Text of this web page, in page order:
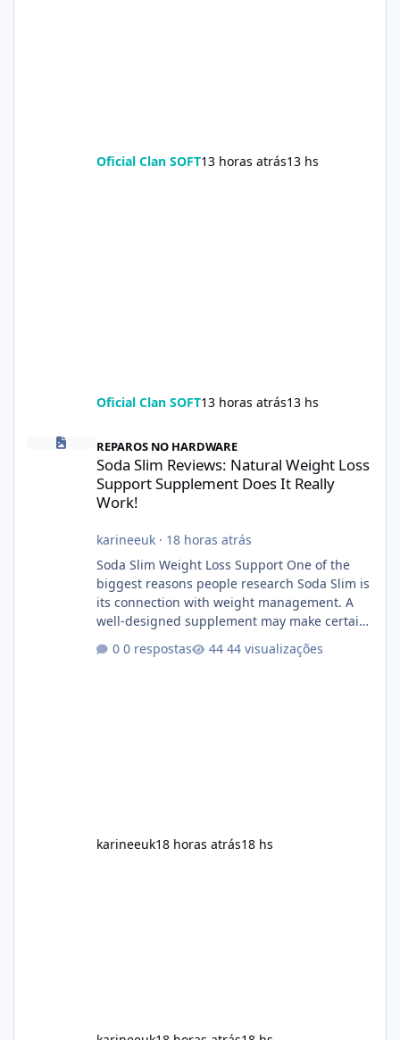
Oficial Clan SOFT13 horas atrás13 hs
Oficial Clan SOFT13 horas atrás13 hs
REPAROS NO HARDWARE
Soda Slim Reviews: Natural Weight Loss
Support Supplement Does It Really
Work!
karineeuk· 18 horas atrás
Soda Slim Weight Loss Support One of the
biggest reasons people research Soda Slim is
its connection with weight management. A
well-designed supplement may make certain
maintain, depending on its ingredients and
0 respostas 44 visualizações
karineeuk18 horas atrás18 hs